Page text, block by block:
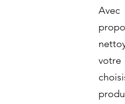
Avec
votre